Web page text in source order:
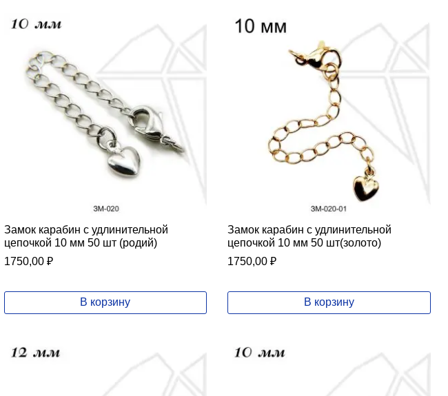
Замок карабин с удлинительной
цепочкой 10 мм 50 шт (родий)
1750,00 ₽
В корзину
Замок карабин с удлинительной
цепочкой 10 мм 50 шт(золото)
1750,00₽
В корзину